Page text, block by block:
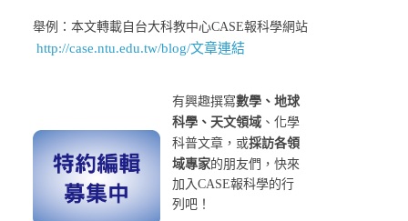
舉例：本文轉載自台大科教中心CASE報科學網站
http://case.ntu.edu.tw/blog/文章連結
有興趣撰寫數學、地球
科學、天文領域 、化學
科普文章，或採訪各領
域專家的朋友們，快來
加入CASE報科學的行
列吧！